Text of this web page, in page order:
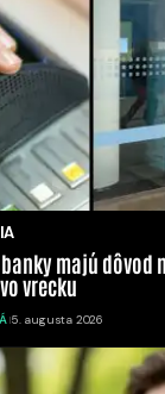
majú dôvod
vrecku
5. augusta 2026